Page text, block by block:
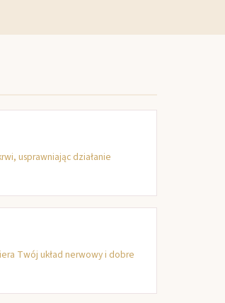
usprawniając działanie
Twój układ nerwowy i dobre